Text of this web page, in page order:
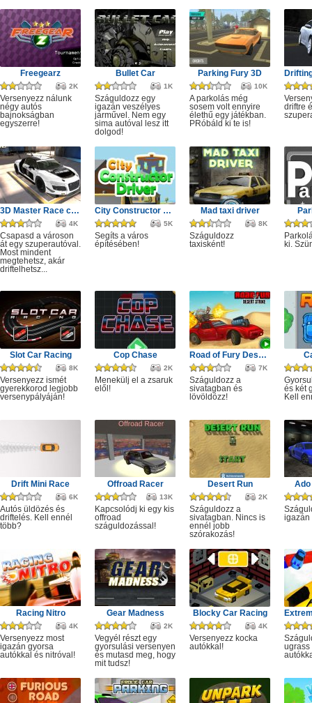
Freegearz
2K
Versenyezz nálunk
négy autós
bajnokságban
egyszerre!
Bullet Car
1K
Száguldozz egy
igazán veszélyes
járművel. Nem egy
sima autóval lesz itt
dolgod!
Parking Fury 3D
10K
A parkolás még
sosem volt ennyire
élethű egy játékban.
PRóbáld ki te is!
driftre
3D Master Race city drift
4K
Csapasd a városon
át egy szuperautóval.
Most mindent
megtehetsz, akár
driftelhetsz...
City Constructor Driver 3D
5K
Segíts a város
építésében!
Mad taxi driver
8K
Száguldozz
taxisként!
ki.
Slot Car Racing
8K
Versenyezz ismét
gyerekkorod legjobb
versenypályáján!
Cop Chase
2K
Menekülj el a zsaruk
elől!
Road of Fury Desert Strike
7K
Száguldozz a
sivatagban és
lövöldözz!
és két
Kell
Drift Mini Race
6K
Autós üldözés és
driftelés. Kell ennél
több?
Offroad Racer
13K
Kapcsolódj ki egy kis
offroad
száguldozással!
Desert Run
2K
Száguldozz a
sivatagban. Nincs is
ennél jobb
szórakozás!
igazán
Racing Nitro
4K
Versenyezz most
igazán gyorsa
autókkal és nitróval!
Gear Madness
2K
Vegyél részt egy
gyorsulási versenyen
és mutasd meg, hogy
mit tudsz!
Blocky Car Racing
4K
Versenyezz kocka
autókkal!
ugrass